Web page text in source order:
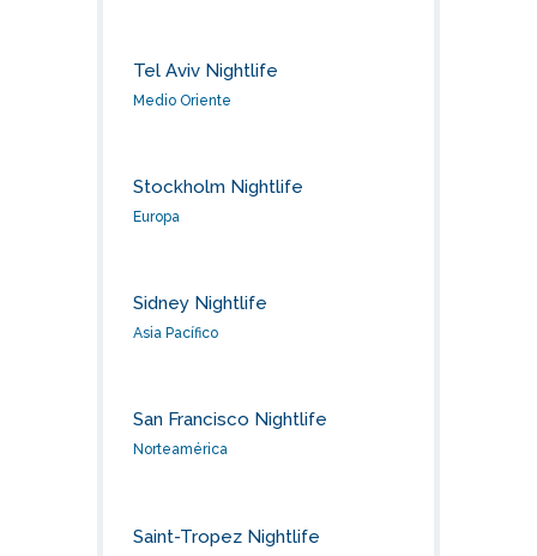
Tel Aviv Nightlife
Medio Oriente
Stockholm Nightlife
Europa
Sidney Nightlife
Asia Pacífico
San Francisco Nightlife
Norteamérica
Saint-Tropez Nightlife